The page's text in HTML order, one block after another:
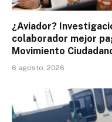
¿Aviador?
colaborador mejor
Movimiento
6 agosto, 2026